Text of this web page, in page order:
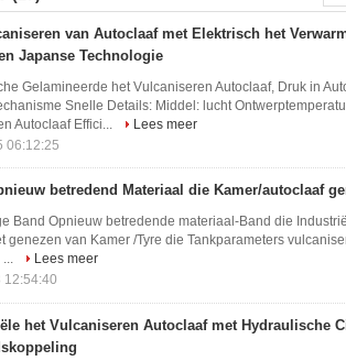
van Autoclaaf met Elektrisch het
Japanse Technologie
Gelamineerde het Vulcaniseren Autoclaaf, Druk in
Snelle Details: Middel: lucht
Autoclaaf Effici...
Lees meer
06:12:25
betredend Materiaal die Kamer/autoclaaf
Band Opnieuw betredende materiaal-Band die
genezen van Kamer /Tyre die Tankparameters
Lees meer
12:54:40
het Vulcaniseren Autoclaaf met Hydraulische